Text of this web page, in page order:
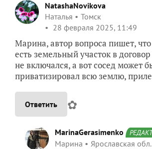
NatashaNovikova
Наталья
Томск
28 февраля 2025, 11:49
Марина, автор вопроса пишет,
есть земельный участок в
не включался, а вот сосед может
приватизировал всю землю,
Ответить ✿
MarinaGerasimenko
Марина
Ярославская обл.